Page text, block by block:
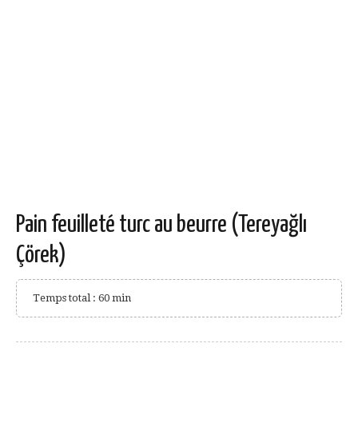
Pain feuilleté turc au beurre (Tereyağlı
Çörek)
Temps total : 60 min